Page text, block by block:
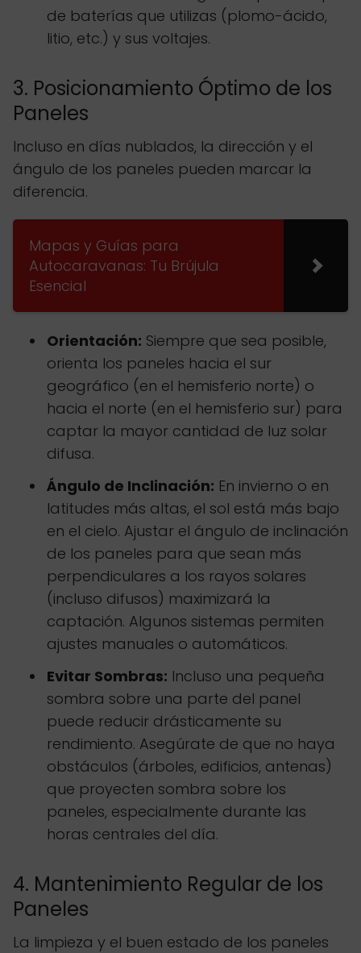
de baterías que utilizas (plomo-ácido,
litio, etc.) y sus voltajes.
3. Posicionamiento Óptimo de los
Paneles
Incluso en días nublados, la dirección y el
ángulo de los paneles pueden marcar la
diferencia.
Mapas y Guías para
Autocaravanas: Tu Brújula
Esencial
Orientación: Siempre que sea posible,
orienta los paneles hacia el sur
geográfico (en el hemisferio norte) o
hacia el norte (en el hemisferio sur) para
captar la mayor cantidad de luz solar
difusa.
Ángulo de Inclinación: En invierno o en
latitudes más altas, el sol está más bajo
en el cielo. Ajustar el ángulo de inclinación
de los paneles para que sean más
perpendiculares a los rayos solares
(incluso difusos) maximizará la
captación. Algunos sistemas permiten
ajustes manuales o automáticos.
Evitar Sombras: Incluso una pequeña
sombra sobre una parte del panel
puede reducir drásticamente su
rendimiento. Asegúrate de que no haya
obstáculos (árboles, edificios, antenas)
que proyecten sombra sobre los
paneles, especialmente durante las
horas centrales del día.
4. Mantenimiento Regular de los
Paneles
La limpieza y el buen estado de los paneles